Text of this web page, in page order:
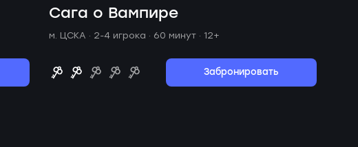
Сага о Вампире
м. ЦСКА · 2-4 игрока · 60 минут · 12+
Забронировать